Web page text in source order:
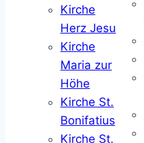
Kirche
Herz Jesu
Kirche
Maria zur
Höhe
Kirche St.
Bonifatius
Kirche St.